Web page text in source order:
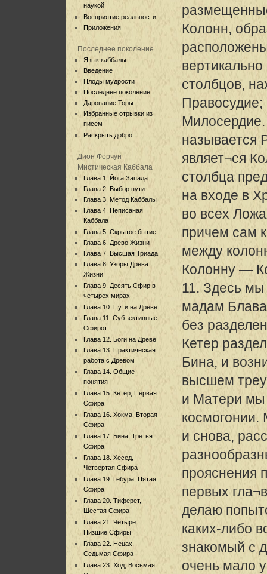
наукой
Восприятие реальности
Приложения
Последнее поколение
Язык каббалы
Введение
Плоды мудрости
Последнее поколение
Дарование Торы
Избранные отрывки из
писем
Раскрыть добро
Дион Форчун
Мистическая Каббала
Глава 1. Йога Запада
Глава 2. Выбор пути
Глава 3. Метод Каббалы
Глава 4. Неписаная
Каббала
Глава 5. Скрытое бытие
Глава 6. Древо Жизни
Глава 7. Высшая Триада
Глава 8. Узоры Древа
Жизни
Глава 9. Десять Сфир в
четырех мирах
Глава 10. Пути на Древе
Глава 11. Субъективные
Сфирот
Глава 12. Боги на Древе
Глава 13. Практическая
работа с Древом
Глава 14. Общие
понятия
Глава 15. Кетер, Первая
Сфира
Глава 16. Хокма, Вторая
Сфира
Глава 17. Бина, Третья
Сфира
Глава 18. Хесед,
Четвертая Сфира
Глава 19. Гебура, Пятая
Сфира
Глава 20. Тиферет,
Шестая Сфира
Глава 21. Четыре
Низшие Сфиры
Глава 22. Нецах,
Седьмая Сфира
Глава 23. Ход, Восьмая
Колонн,
столбцов,
называется
являет¬ся
столбца
на входе в
во всех
причем сам
между
Колонну —
11. Здесь мы
мадам
без
Кетер
Бина, и
высшем
и Матери мы
и снова,
прояснения
первых
делаю
каких-либо
знакомый с
очень мало